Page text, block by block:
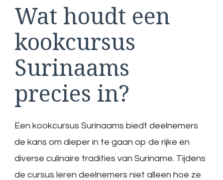
Wat houdt een
kookcursus
Surinaams
precies in?
Een kookcursus Surinaams biedt deelnemers
de kans om dieper in te gaan op de rijke en
diverse culinaire tradities van Suriname. Tijdens
de cursus leren deelnemers niet alleen hoe ze